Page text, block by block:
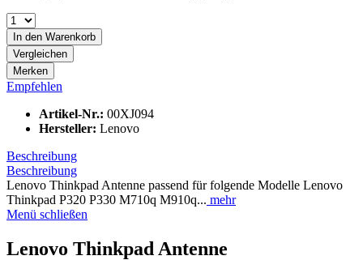
In den Warenkorb
Vergleichen
Merken
Empfehlen
Artikel-Nr.: 00XJ094
Hersteller: Lenovo
Beschreibung
Beschreibung
Lenovo Thinkpad Antenne passend für folgende Modelle Lenovo
Thinkpad P320 P330 M710q M910q... mehr
Menü schließen
Lenovo Thinkpad Antenne